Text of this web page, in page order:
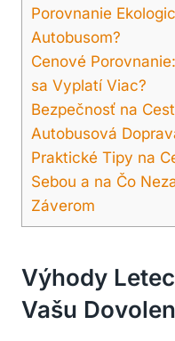
Porovnanie
Autobusom?
Cenové
sa Vyplatí Viac?
Bezpečnosť na
Autobusová
Praktické Tipy na
Sebou a na Čo
Záverom
Výhody
Vašu